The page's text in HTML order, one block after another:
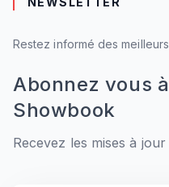
Restez informé des
Abonnez vous
Showbook
Recevez les mises à